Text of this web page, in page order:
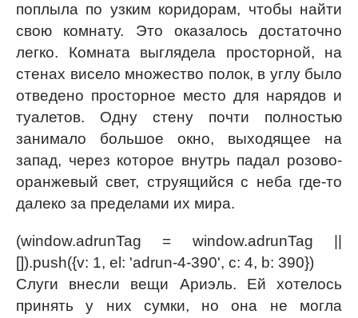
поплыла по узким коридорам, чтобы найти
свою комнату. Это оказалось достаточно
легко. Комната выглядела просторной, на
стенах висело множество полок, в углу было
отведено просторное место для нарядов и
туалетов. Одну стену почти полностью
занимало большое окно, выходящее на
запад, через которое внутрь падал розово-
оранжевый свет, струящийся с неба где-то
далеко за пределами их мира.
(window.adrunTag = window.adrunTag ||
[]).push({v: 1, el: 'adrun-4-390', c: 4, b: 390})
Слуги внесли вещи Ариэль. Ей хотелось
принять у них сумки, но она не могла